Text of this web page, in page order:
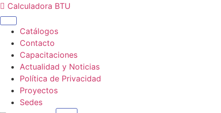
Ir
al
contenido
Calculadora BTU
Catálogos
Contacto
Capacitaciones
Actualidad y Noticias
Política de Privacidad
Proyectos
Sedes